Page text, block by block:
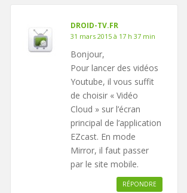
DROID-TV.FR
31 mars 2015 à 17 h 37 min
Bonjour,
Pour lancer des vidéos
Youtube, il vous suffit
de choisir « Vidéo
Cloud » sur l’écran
principal de l’application
EZcast. En mode
Mirror, il faut passer
par le site mobile.
RÉPONDRE